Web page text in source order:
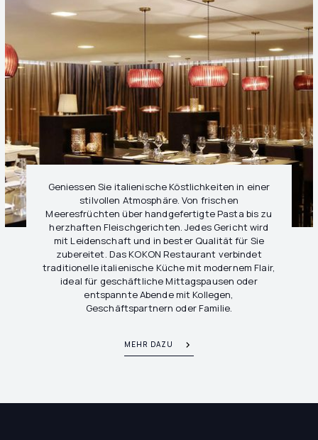
Geniessen Sie italienische Köstlichkeiten in einer
stilvollen Atmosphäre. Von frischen
Meeresfrüchten über handgefertigte Pasta bis zu
herzhaften Fleischgerichten. Jedes Gericht wird
mit Leidenschaft und in bester Qualität für Sie
zubereitet. Das KOKON Restaurant verbindet
traditionelle italienische Küche mit modernem Flair,
ideal für geschäftliche Mittagspausen oder
entspannte Abende mit Kollegen,
Geschäftspartnern oder Familie.
MEHR DAZU